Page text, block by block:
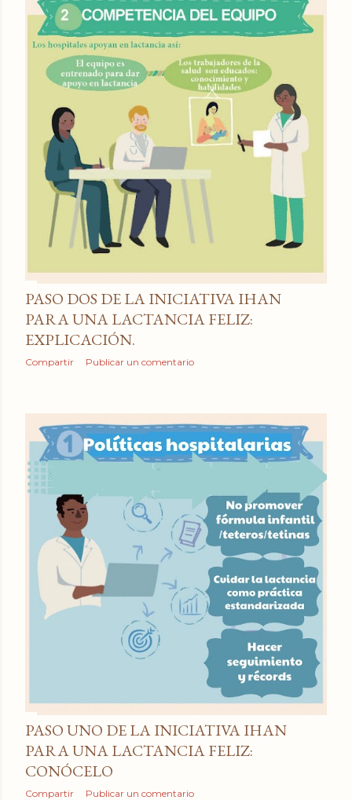
E
n
PASO DOS DE LA INICIATIVA IHAN
PARA UNA LACTANCIA FELIZ:
EXPLICACIÓN.
Compartir Publicar un comentario
PASO UNO DE LA INICIATIVA IHAN
PARA UNA LACTANCIA FELIZ:
CONÓCELO
Compartir Publicar un comentario